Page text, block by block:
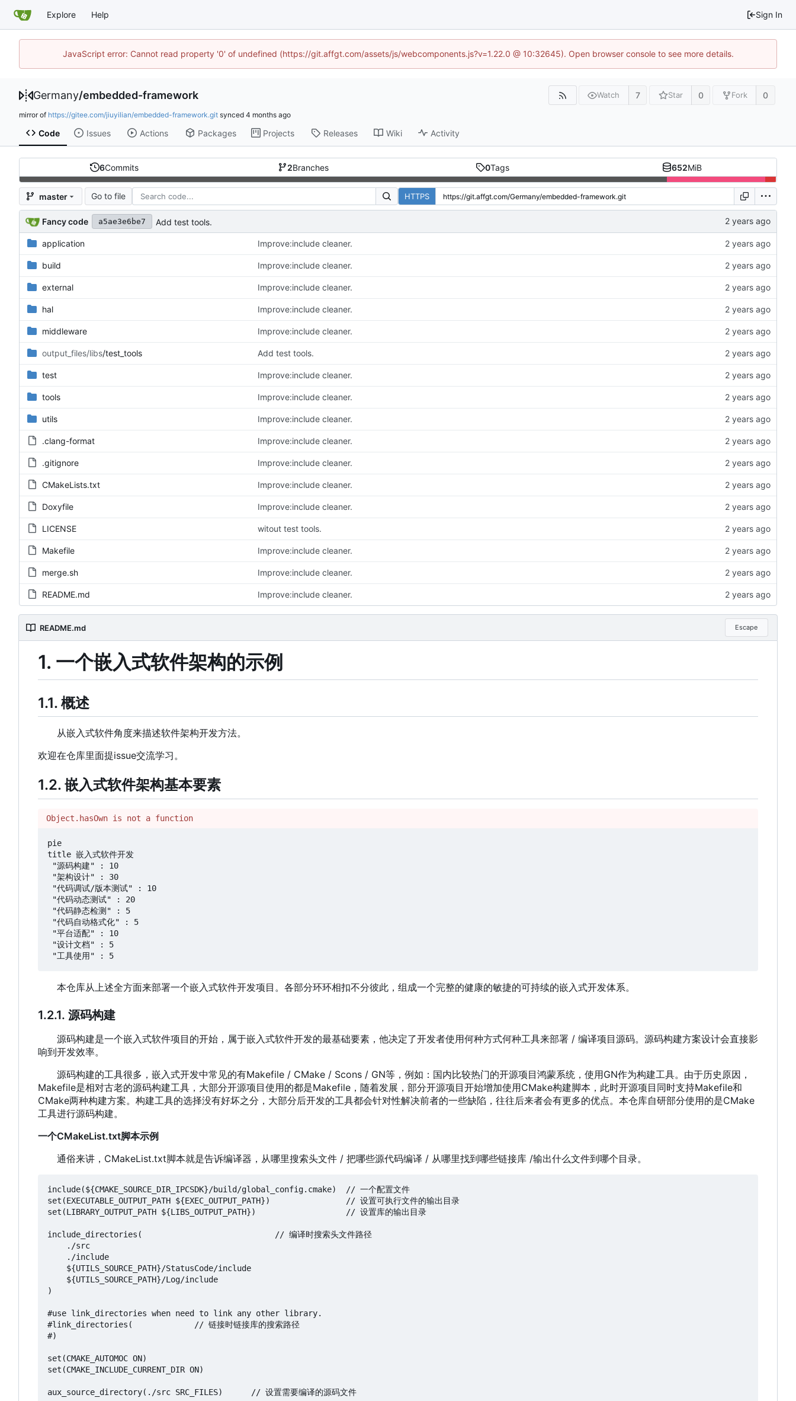
Explore Help Sign In
JavaScript error: Cannot read property '0' of undefined (https://git.affgt.com/assets/js/webcomponents.js?v=1.22.0 @ 10:32645). Open browser console to see more details.
Germany/embedded-framework Watch 7 Star 0 Fork 0
mirror of https://gitee.com/jiuyilian/embedded-framework.git synced
Code Issues Actions Packages Projects Releases Wiki Activity
6Commits 2Branches 0Tags 652MiB
master Go to file HTTPS
Fancy code a5ae3e6be7 Add test tools.
application Improve:include cleaner.
build Improve:include cleaner.
external Improve:include cleaner.
hal Improve:include cleaner.
middleware Improve:include cleaner.
output_files/libs/test_tools Add test tools.
test Improve:include cleaner.
tools Improve:include cleaner.
utils Improve:include cleaner.
.clang-format Improve:include cleaner.
.gitignore Improve:include cleaner.
CMakeLists.txt Improve:include cleaner.
Doxyfile Improve:include cleaner.
LICENSE witout test tools.
Makefile Improve:include cleaner.
merge.sh Improve:include cleaner.
README.md Improve:include cleaner.
README.md Escape
1. 一个嵌入式软件架构的示例
1.1. 概述
从嵌入式软件角度来描述软件架构开发方法。
欢迎在仓库里面提issue交流学习。
1.2. 嵌入式软件架构基本要素
Object.hasOwn is not a function
pie
title 嵌入式软件开发
本仓库从上述全方面来部署一个嵌入式软件开发项目。各部分环环相扣不分彼此，组成一个完整的健康的敏捷的可持续的嵌入式开发体系。
1.2.1. 源码构建
源码构建是一个嵌入式软件项目的开始，属于嵌入式软件开发的最基础要素，他决定了开发者使用何种方式何种工具来部署 / 编译项目源码。源码构建方案设计会直接影
响到开发效率。
源码构建的工具很多 ， 嵌入式开发中常见的有Makefile / CMake / Scons / GN等 ， 例如 ： 国内比较热门的开源项目鸿蒙系统 ， 使用GN作为构建工具。由于历史原因 ，
Makefile是相对古老的源码构建工具 ， 大部分开源项目使用的都是Makefile ， 随着发展 ， 部分开源项目开始增加使用CMake构建脚本 ， 此时开源项目同时支持Makefile和
CMake两种构建方案。构建工具的选择没有好坏之分 ， 大部分后开发的工具都会针对性解决前者的一些缺陷 ， 往往后来者会有更多的优点。本仓库自研部分使用的是CMake
工具进行源码构建。
一个CMakeList.txt脚本示例
通俗来讲 ， CMakeList.txt脚本就是告诉编译器 ， 从哪里搜索头文件 / 把哪些源代码编译 / 从哪里找到哪些链接库 /输出什么文件到哪个目录。
include(${CMAKE_SOURCE_DIR_IPCSDK}/build/global_config.cmake)  // 一个配置文件
set(EXECUTABLE_OUTPUT_PATH ${EXEC_OUTPUT_PATH})                // 设置可执行文件的输出目录
set(LIBRARY_OUTPUT_PATH ${LIBS_OUTPUT_PATH})                   // 设置库的输出目录
include_directories(                            // 编译时搜索头文件路径
)
#use link_directories when need to link any other library.
#link_directories(             // 链接时链接库的搜索路径
#)
set(CMAKE_AUTOMOC ON)
set(CMAKE_INCLUDE_CURRENT_DIR ON)
aux_source_directory(./src SRC_FILES)      // 设置需要编译的源码文件